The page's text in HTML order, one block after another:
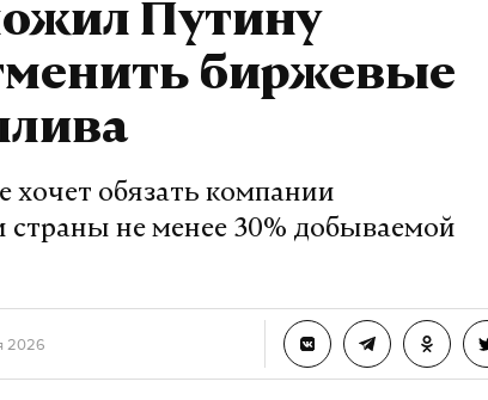
Путину
биржевые
хочет обязать компании
страны не менее 30% добываемой
2026